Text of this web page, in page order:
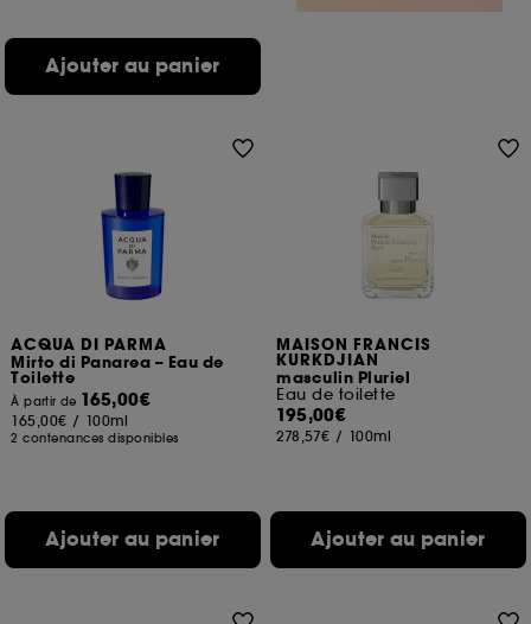
Ajouter au panier
ACQUA DI PARMA
Mirto di Panarea – Eau de
Toilette
À partir de 165,00€
165,00€ / 100ml
2 contenances disponibles
Ajouter au panier
MAISON FRANCIS
KURKDJIAN
masculin Pluriel
Eau de toilette
195,00€
278,57€ / 100ml
Ajouter au panier